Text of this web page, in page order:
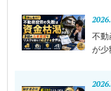
不動
が少